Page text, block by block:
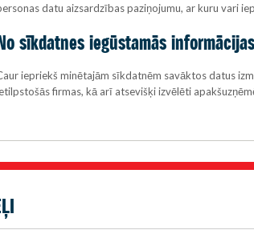
datu aizsardzības paziņojumu, ar kuru vari
sīkdatnes iegūstamās
iepriekš minētajām sīkdatnēm savāktos datus
firmas, kā arī atsevišķi izvēlēti